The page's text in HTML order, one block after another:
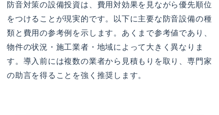
防音対策の設備投資は、費用対効果を見ながら優先順位
をつけることが現実的です。以下に主要な防音設備の種
類と費用の参考例を示します。あくまで参考値であり、
物件の状況・施工業者・地域によって大きく異なりま
す。導入前には複数の業者から見積もりを取り、専門家
の助言を得ることを強く推奨します。